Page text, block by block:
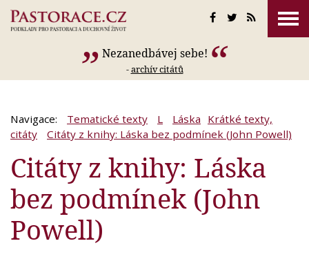
Nezanedbávej sebe!
-archív citátů
Navigace: Tematické texty L Láska Krátké texty,
citáty
Citáty z knihy: Láska bez podmínek (John Powell)
Citáty z knihy: Láska
bez podmínek (John
Powell)